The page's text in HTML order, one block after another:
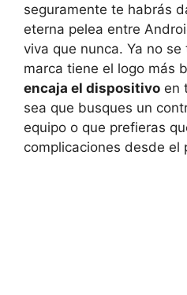
seguramente te habrás
eterna pelea entre
viva que nunca. Ya no
marca tiene el logo más
encaja el dispositivo en
sea que busques un
equipo o que prefieras
complicaciones desde el